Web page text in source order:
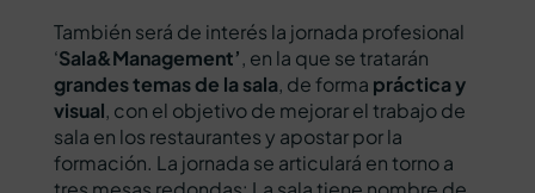
También será de interés la jornada profesional
‘Sala&Management’, en la que se tratarán
grandes temas de la sala, de forma práctica y
visual, con el objetivo de mejorar el trabajo de
sala en los restaurantes y apostar por la
formación. La jornada se articulará en torno a